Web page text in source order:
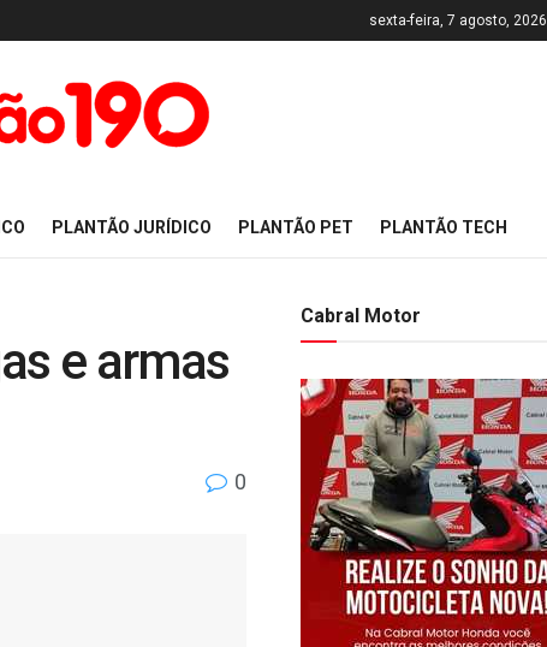
sexta-feira, 7 agosto, 2026
PLANTÃO JURÍDICO PLANTÃO PET PLANTÃO TECH
e armas
0
Cabral Motor